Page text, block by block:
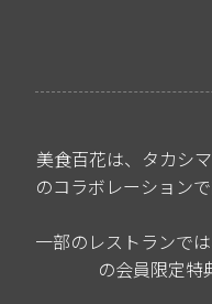
美食百花は、タカシ
のコラボレーション
一部のレストランで
の会員限定特